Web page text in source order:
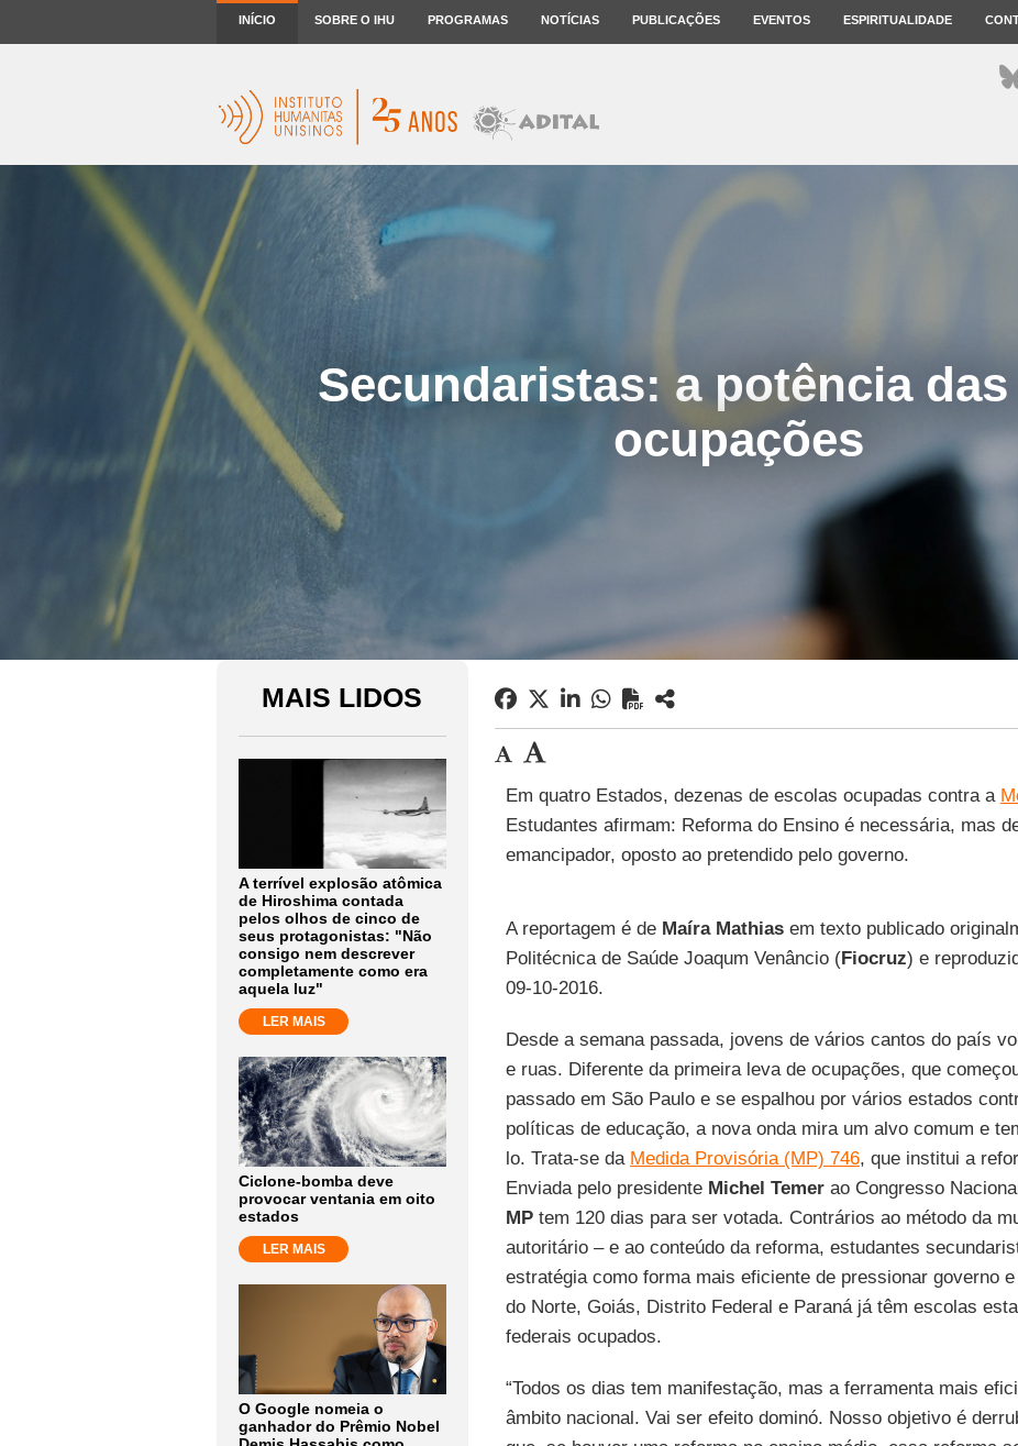
INÍCIO SOBRE O IHU PROGRAMAS NOTÍCIAS PUBLICAÇÕES EVENTOS ESPIRITUALIDADE
Secundaristas: a potência
ocupações
MAIS LIDOS
A terrível explosão atômica
de Hiroshima contada
pelos olhos de cinco de
seus protagonistas: "Não
consigo nem descrever
completamente como era
aquela luz"
LER MAIS
Ciclone-bomba deve
provocar ventania em oito
estados
LER MAIS
O Google nomeia o
ganhador do Prêmio Nobel
Em quatro Estados, dezenas de escolas ocupadas contra a
Estudantes afirmam: Reforma do Ensino é necessária, mas
emancipador, oposto ao pretendido pelo governo.
A reportagem é de Maíra Mathiasem texto publicado
Politécnica de Saúde Joaqum Venâncio (Fiocruz) e
09-10-2016.
Desde a semana passada, jovens de vários cantos do país
e ruas. Diferente da primeira leva de ocupações, que
passado em São Paulo e se espalhou por vários estados
políticas de educação, a nova onda mira um alvo comum e
lo. Trata-se da Medida Provisória (MP) 746, que institui a
Enviada pelo presidente Michel Temerao Congresso
MPtem 120 dias para ser votada. Contrários ao método da
autoritário – e ao conteúdo da reforma, estudantes
estratégia como forma mais eficiente de pressionar governo
do Norte, Goiás, Distrito Federal e Paraná já têm escolas
federais ocupados.
“Todos os dias tem manifestação, mas a ferramenta mais
âmbito nacional. Vai ser efeito dominó. Nosso objetivo é